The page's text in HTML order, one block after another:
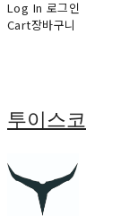
Log In 로그인
Cart장바구니
투이스코